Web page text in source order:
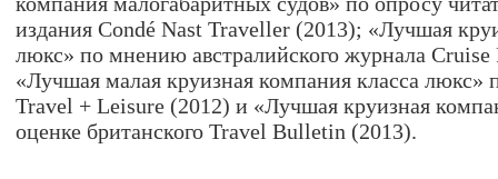
издания Condé Nast Traveller (2013); «Лучшая
люкс» по мнению австралийского журнала Cruise
«Лучшая малая круизная компания класса люкс»
Travel + Leisure (2012) и «Лучшая круизная
оценке британского Travel Bulletin (2013).